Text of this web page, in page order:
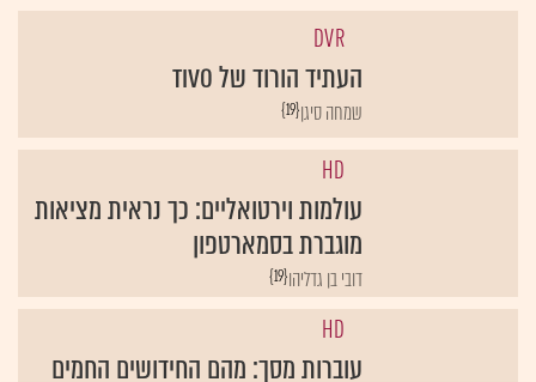
DVR
העתיד הורוד של TIVO
{19}שמחה סיגן
HD
עולמות וירטואליים: כך נראית מציאות
מוגברת בסמארטפון
{19}דובי בן גדליהו
HD
עוברות מסך: מהם החידושים החמים